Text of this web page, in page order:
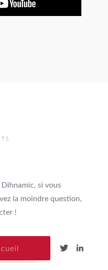
si vous
la moindre question,
!